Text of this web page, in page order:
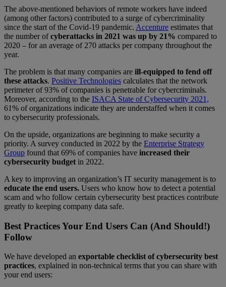
The above-mentioned behaviors of remote workers have indeed
(among other factors) contributed to a surge of cybercriminality
since the start of the Covid-19 pandemic. Accenture estimates that
the number ofcyberattacks in 2021 was up by 21% compared to
2020 – for an average of 270 attacks per company throughout the
year.
The problem is that many companies are ill-equipped to fend off
these attacks. Positive Technologies calculates that the network
perimeter of 93% of companies is penetrable for cybercriminals.
Moreover, according to the ISACA State of Cybersecurity 2021,
61% of organizations indicate they are understaffed when it comes
to cybersecurity professionals.
On the upside, organizations are beginning to make security a
priority. A survey conducted in 2022 by the Enterprise Strategy
Group found that 69% of companies have increased their
cybersecurity budget in 2022.
A key to improving an organization’s IT security management is to
educate the end users. Users who know how to detect a potential
scam and who follow certain cybersecurity best practices contribute
greatly to keeping company data safe.
Best Practices Your End Users Can (And Should!)
Follow
We have developed an exportable checklist of cybersecurity best
practices, explained in non-technical terms that you can share with
your end users: